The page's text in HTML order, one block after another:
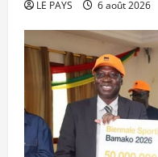
LE PAYS 6 août 2026